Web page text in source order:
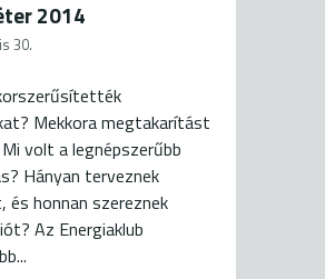
2014
30.
Mekkora megtakarítást
volt a legnépszerűbb
Hányan terveznek
és honnan szereznek
Az Energiaklub